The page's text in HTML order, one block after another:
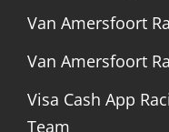
Van Amersfoort
Van Amersfoort
Visa Cash App
Team